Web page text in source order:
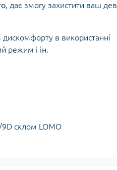
, дає змогу захистити ваш
в використанні
режим і ін.
9D склом LOMO